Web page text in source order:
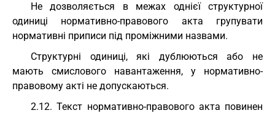
Не дозволяється в межах однієї структурної
одиниці нормативно-правового акта групувати
нормативні приписи під проміжними назвами.
Структурні одиниці, які дублюються або не
мають смислового навантаження, у нормативно-
правовому акті не допускаються.
2.12. Текст нормативно-правового акта повинен